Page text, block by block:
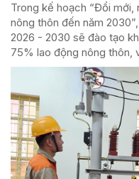
Trong kế hoạch “Đổi
nông thôn đến năm
2026 - 2030 sẽ đào tạo
75% lao động nông thôn,